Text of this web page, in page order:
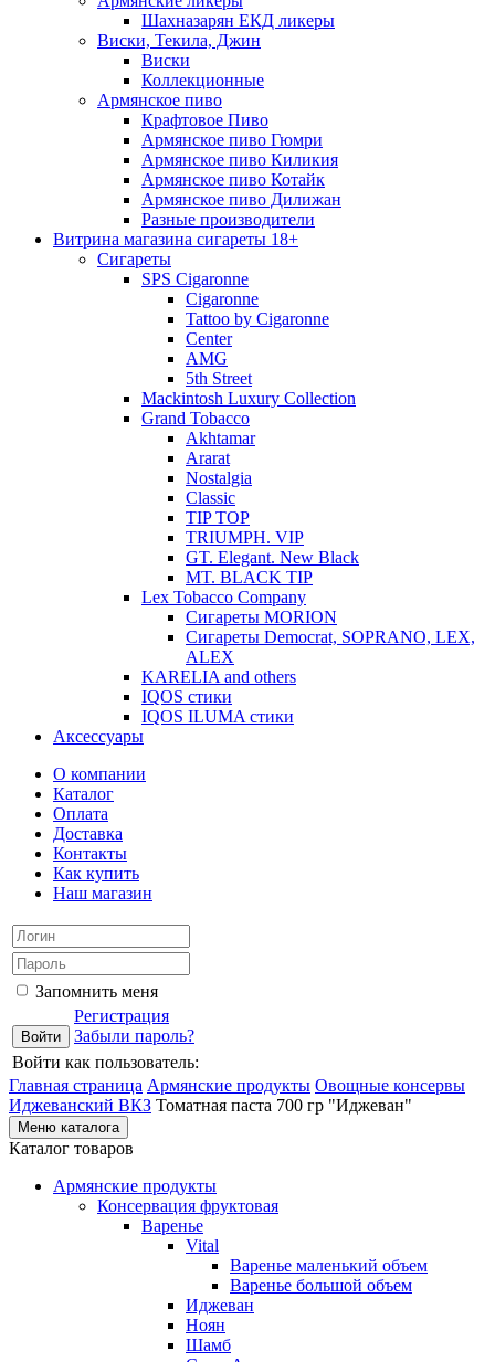
Шахназарян ЕКД ликеры
Виски, Текила, Джин
Виски
Коллекционные
Армянское пиво
Крафтовое Пиво
Армянское пиво Гюмри
Армянское пиво Киликия
Армянское пиво Котайк
Армянское пиво Дилижан
Разные производители
Витрина магазина сигареты 18+
Cигареты
SPS Cigaronne
Сigaronne
Tattoo by Cigaronne
Center
AMG
5th Street
Mackintosh Luxury Collection
Grand Tobacco
Akhtamar
Ararat
Nostalgia
Classic
TIP TOP
TRIUMPH. VIP
GT. Elegant. New Black
MT. BLACK TIP
Lex Tobacco Company
Сигареты MORION
Сигареты Democrat, SOPRANO, LEX,
ALEX
KARELIA and others
IQOS стики
IQOS ILUMA стики
Аксессуары
О компании
Каталог
Оплата
Доставка
Контакты
Как купить
Наш магазин
Запомнить меня
Регистрация
Забыли пароль?
Войти как пользователь:
Главная страница Армянские продукты Овощные консервы
Иджеванский ВКЗ Томатная паста 700 гр "Иджеван"
Меню каталога
Каталог товаров
Армянские продукты
Консервация фруктовая
Варенье
Vital
Варенье маленький объем
Варенье большой объем
Иджеван
Ноян
Шамб